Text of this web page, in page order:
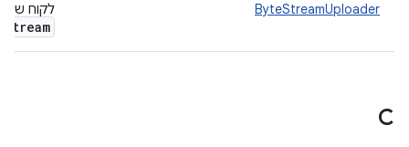
ByteStreamUploader לקוח
Stream
C